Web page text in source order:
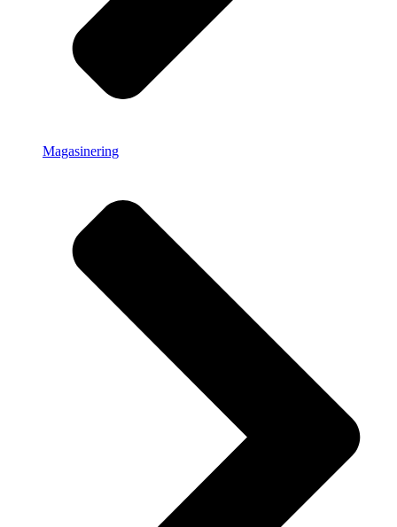
Magasinering